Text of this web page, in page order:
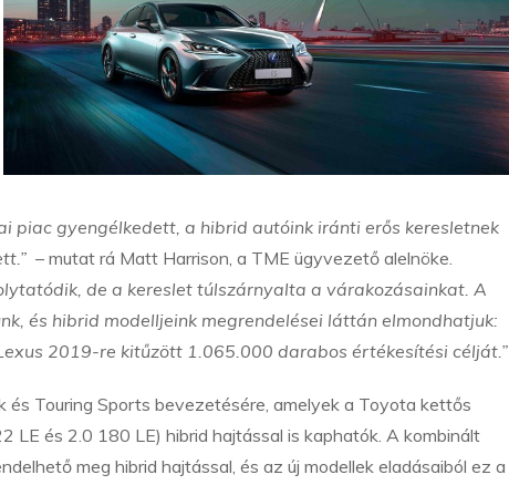
piac gyengélkedett, a hibrid autóink iránti erős keresletnek
– mutat rá Matt Harrison, a TME ügyvezető alelnöke.
de a kereslet túlszárnyalta a várakozásainkat. A
és hibrid modelljeink megrendelései láttán elmondhatjuk:
2019-re kitűzött 1.065.000 darabos értékesítési célját.”
Touring Sports bevezetésére, amelyek a Toyota kettős
LE és 2.0 180 LE) hibrid hajtással is kaphatók. A kombinált
meg hibrid hajtással, és az új modellek eladásaiból ez a